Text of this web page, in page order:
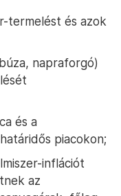
termelést és azok
napraforgó)
és a
piacokon;
inflációt
az